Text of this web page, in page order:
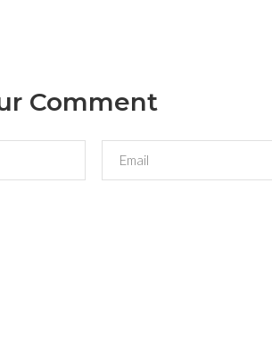
Comment